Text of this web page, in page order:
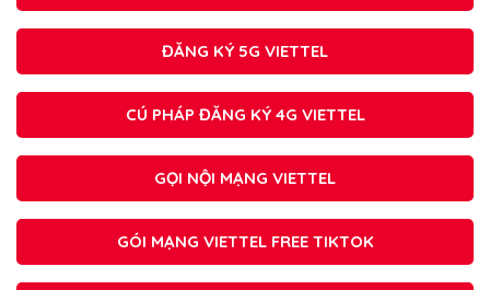
ĐĂNG KÝ 5G VIETTEL
CÚ PHÁP ĐĂNG KÝ 4G VIETTEL
GỌI NỘI MẠNG VIETTEL
GÓI MẠNG VIETTEL FREE TIKTOK